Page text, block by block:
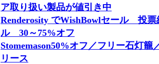
ア取り扱い製品が値引き中
Renderosity でWishBowlセール 投票
ル 30～75%オフ
Stomemason50%オフ／フリー石灯籠
リース